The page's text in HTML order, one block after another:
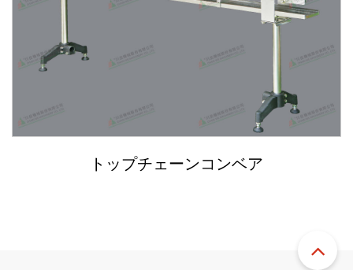
トップチェーンコンベア